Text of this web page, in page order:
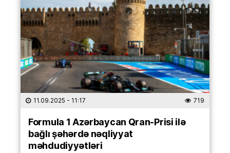
11.09.2025 - 11:17 719
Formula 1 Azərbaycan Qran-Prisi ilə
bağlı şəhərdə nəqliyyat
məhdudiyyətləri